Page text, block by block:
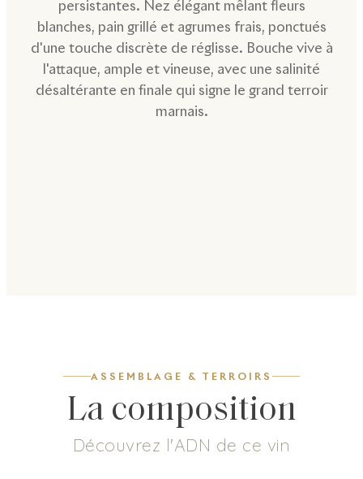
persistantes. Nez élégant mêlant fleurs
blanches, pain grillé et agrumes frais, ponctués
d'une touche discrète de réglisse. Bouche vive à
l'attaque, ample et vineuse, avec une salinité
désaltérante en finale qui signe le grand terroir
marnais.
ASSEMBLAGE & TERROIRS
La composition
Découvrez l'ADN de ce vin